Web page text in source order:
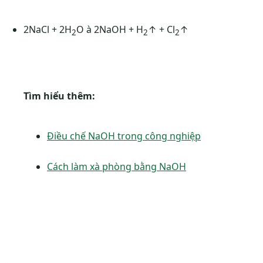
2NaCl + 2H2O à 2NaOH + H2↑ + Cl2↑
Tìm hiểu thêm:
Điều chế NaOH trong công nghiệp
Cách làm xà phòng bằng NaOH